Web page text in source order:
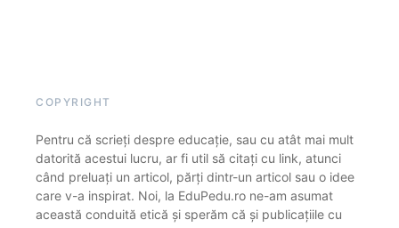
COPYRIGHT
Pentru că scrieți despre educație, sau cu atât mai mult
datorită acestui lucru, ar fi util să citați cu link, atunci
când preluați un articol, părți dintr-un articol sau o idee
care v-a inspirat. Noi, la EduPedu.ro ne-am asumat
această conduită etică și sperăm că și publicațiile cu